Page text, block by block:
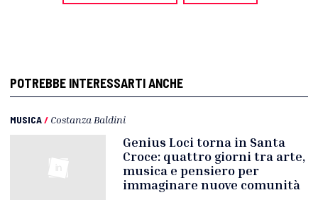
POTREBBE INTERESSARTI ANCHE
MUSICA/ Costanza Baldini
Genius Loci torna in Santa
Croce: quattro giorni tra arte,
musica e pensiero per
immaginare nuove comunità